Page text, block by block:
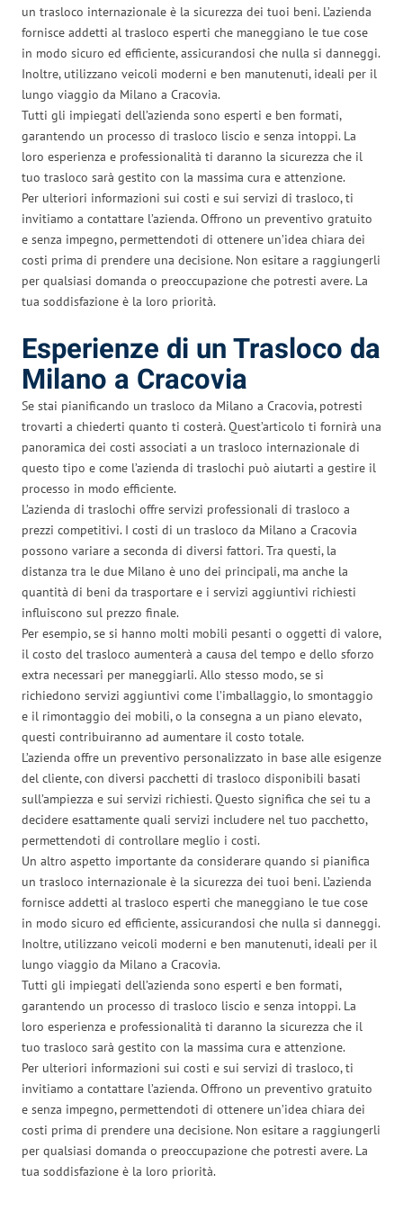
un trasloco internazionale è la sicurezza dei tuoi beni. L’azienda
fornisce addetti al trasloco esperti che maneggiano le tue cose
in modo sicuro ed efficiente, assicurandosi che nulla si danneggi.
Inoltre, utilizzano veicoli moderni e ben manutenuti, ideali per il
lungo viaggio da Milano a Cracovia.
Tutti gli impiegati dell’azienda sono esperti e ben formati,
garantendo un processo di trasloco liscio e senza intoppi. La
loro esperienza e professionalità ti daranno la sicurezza che il
tuo trasloco sarà gestito con la massima cura e attenzione.
Per ulteriori informazioni sui costi e sui servizi di trasloco, ti
invitiamo a contattare l’azienda. Offrono un preventivo gratuito
e senza impegno, permettendoti di ottenere un’idea chiara dei
costi prima di prendere una decisione. Non esitare a raggiungerli
per qualsiasi domanda o preoccupazione che potresti avere. La
tua soddisfazione è la loro priorità.
Esperienze di un Trasloco da
Milano a Cracovia
Se stai pianificando un trasloco da Milano a Cracovia, potresti
trovarti a chiederti quanto ti costerà. Quest’articolo ti fornirà una
panoramica dei costi associati a un trasloco internazionale di
questo tipo e come l’azienda di traslochi può aiutarti a gestire il
processo in modo efficiente.
L’azienda di traslochi offre servizi professionali di trasloco a
prezzi competitivi. I costi di un trasloco da Milano a Cracovia
possono variare a seconda di diversi fattori. Tra questi, la
distanza tra le due Milano è uno dei principali, ma anche la
quantità di beni da trasportare e i servizi aggiuntivi richiesti
influiscono sul prezzo finale.
Per esempio, se si hanno molti mobili pesanti o oggetti di valore,
il costo del trasloco aumenterà a causa del tempo e dello sforzo
extra necessari per maneggiarli. Allo stesso modo, se si
richiedono servizi aggiuntivi come l’imballaggio, lo smontaggio
e il rimontaggio dei mobili, o la consegna a un piano elevato,
questi contribuiranno ad aumentare il costo totale.
L’azienda offre un preventivo personalizzato in base alle esigenze
del cliente, con diversi pacchetti di trasloco disponibili basati
sull’ampiezza e sui servizi richiesti. Questo significa che sei tu a
decidere esattamente quali servizi includere nel tuo pacchetto,
permettendoti di controllare meglio i costi.
Un altro aspetto importante da considerare quando si pianifica
un trasloco internazionale è la sicurezza dei tuoi beni. L’azienda
fornisce addetti al trasloco esperti che maneggiano le tue cose
in modo sicuro ed efficiente, assicurandosi che nulla si danneggi.
Inoltre, utilizzano veicoli moderni e ben manutenuti, ideali per il
lungo viaggio da Milano a Cracovia.
Tutti gli impiegati dell’azienda sono esperti e ben formati,
garantendo un processo di trasloco liscio e senza intoppi. La
loro esperienza e professionalità ti daranno la sicurezza che il
tuo trasloco sarà gestito con la massima cura e attenzione.
Per ulteriori informazioni sui costi e sui servizi di trasloco, ti
invitiamo a contattare l’azienda. Offrono un preventivo gratuito
e senza impegno, permettendoti di ottenere un’idea chiara dei
costi prima di prendere una decisione. Non esitare a raggiungerli
per qualsiasi domanda o preoccupazione che potresti avere. La
tua soddisfazione è la loro priorità.